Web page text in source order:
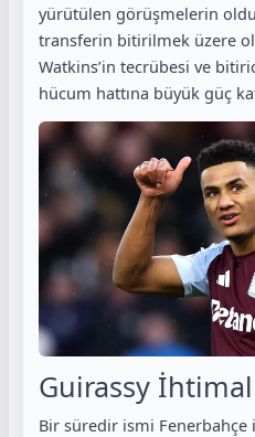
yürütülen görüşmelerin
transferin bitirilmek üzere
Watkins’in tecrübesi ve
hücum hattına büyük güç
Guirassy
Bir süredir ismi Fenerbahçe